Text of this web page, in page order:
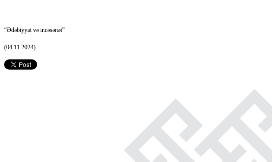
“Ədəbiyyat və incəsənət”
(04.11.2024)